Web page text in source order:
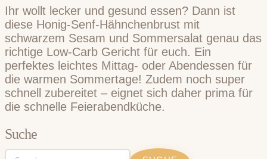
Ihr wollt lecker und gesund essen? Dann ist
diese Honig-Senf-Hähnchenbrust mit
schwarzem Sesam und Sommersalat genau das
richtige Low-Carb Gericht für euch. Ein
perfektes leichtes Mittag- oder Abendessen für
die warmen Sommertage! Zudem noch super
schnell zubereitet – eignet sich daher prima für
die schnelle Feierabendküche.
Suche